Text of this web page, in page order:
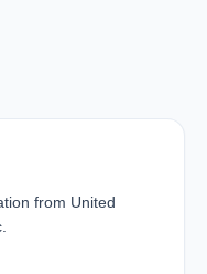
from United